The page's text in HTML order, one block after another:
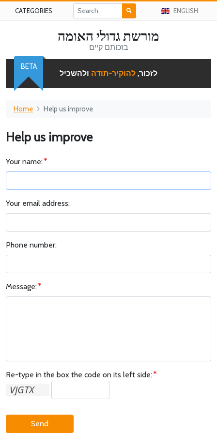
CATEGORIES ENGLISH
מורשת גדולי האומה
בזכותם קיים
לזכור, להוקיר-תודה ולהשכיל
BETA
Home Help us improve
Help us improve
Your name:
Your email address:
Phone number:
Message:
Re-type in the box the code on its left side:
Send